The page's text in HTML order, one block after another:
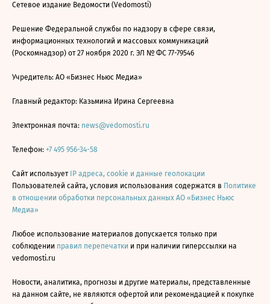
Сетевое издание Ведомости (Vedomosti)
Решение Федеральной службы по надзору в сфере связи,
информационных технологий и массовых коммуникаций
(Роскомнадзор) от 27 ноября 2020 г. ЭЛ № ФС 77-79546
Учредитель: АО «Бизнес Ньюс Медиа»
Главный редактор: Казьмина Ирина Сергеевна
Электронная почта: news@vedomosti.ru
Телефон: +7 495 956-34-58
Сайт использует IP адреса, cookie и данные геолокации
Пользователей сайта, условия использования содержатся в Политике
в отношении обработки персональных данных АО «Бизнес Ньюс
Медиа»
Любое использование материалов допускается только при
соблюдении правил перепечатки и при наличии гиперссылки на
vedomosti.ru
Новости, аналитика, прогнозы и другие материалы, представленные
на данном сайте, не являются офертой или рекомендацией к покупке